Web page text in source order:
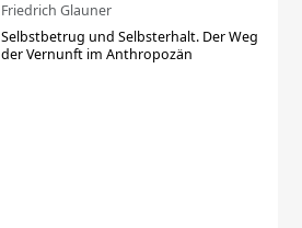
Friedrich Glauner
Selbstbetrug und Selbsterhalt. Der Weg
der Vernunft im Anthropozän